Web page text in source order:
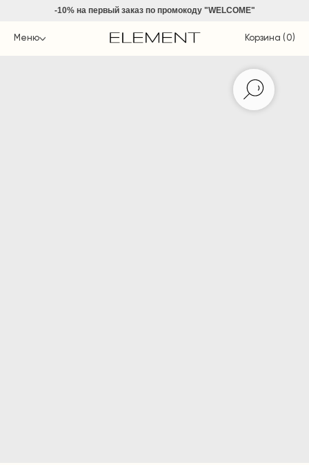
-10% напервый заказ по промокоду "WELCOME"
Корзина (
Меню )
0